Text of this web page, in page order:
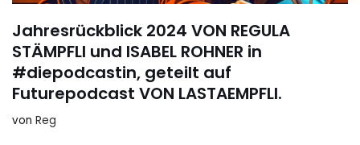
Jahresrückblick 2024 VON REGULA
STÄMPFLI und ISABEL ROHNER in
#diepodcastin, geteilt auf
Futurepodcast VON LASTAEMPFLI.
von Reg